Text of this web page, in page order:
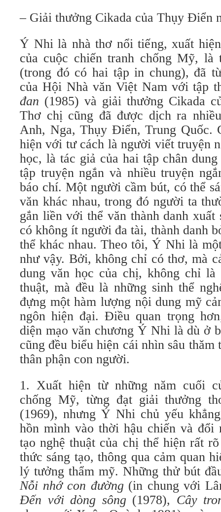
– Giải thưởng Cikada của Thụy Điển
Ý Nhi là nhà thơ nổi tiếng, xuất
của cuộc chiến tranh chống Mỹ,
(trong đó có hai tập in chung), đã
của Hội Nhà văn Việt Nam với tập
đan (1985) và giải thưởng Cikada
Thơ chị cũng đã được dịch ra
Anh, Nga, Thụy Điển, Trung Quốc.
hiện với tư cách là người viết truyện
học, là tác giả của hai tập chân
tập truyện ngắn và nhiều truyện
báo chí. Một người cầm bút, có thể
văn khác nhau, trong đó người ta
gắn liền với thể văn thành danh xuất
có không ít người đa tài, thành danh
thể khác nhau. Theo tôi, Ý Nhi là
như vậy. Bởi, không chỉ có thơ, mà
dung văn học của chị, không chỉ là
thuật, mà đều là những sinh thể
đựng một hàm lượng nội dung mỹ
ngôn hiện đại. Điều quan trọng
diện mạo văn chương Ý Nhi là dù ở
cũng đều biểu hiện cái nhìn sâu
thân phận con người.
1. Xuất hiện từ những năm cuối
chống Mỹ, từng đạt giải thưởng
(1969), nhưng Ý Nhi chủ yếu
hồn mình vào thời hậu chiến và đổi
tạo nghệ thuật của chị thể hiện rất
thức sáng tạo, thông qua cảm quan
lý tưởng thẩm mỹ. Những thử bút
Nỗi nhớ con đường (in chung với
Đến với dòng sông (1978), Cây